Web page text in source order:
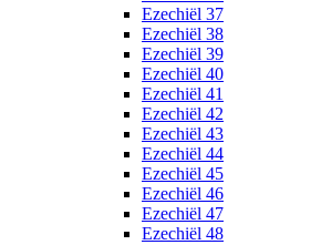
Ezechiël 37
Ezechiël 38
Ezechiël 39
Ezechiël 40
Ezechiël 41
Ezechiël 42
Ezechiël 43
Ezechiël 44
Ezechiël 45
Ezechiël 46
Ezechiël 47
Ezechiël 48